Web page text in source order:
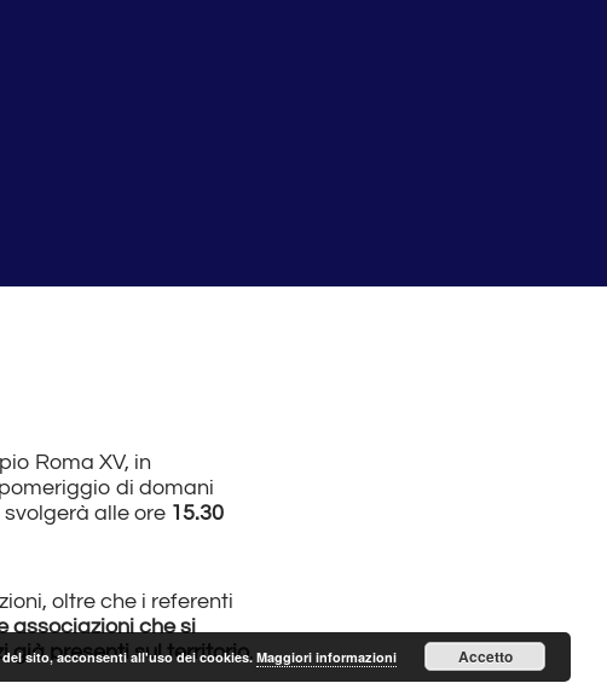
Roma XV, in
di domani
svolgerà alle ore 15.30
oltre che i referenti
associazioni che si
già presenti sul territorio.
sito, acconsenti all'uso dei cookies. Maggiori informazioni Accetto